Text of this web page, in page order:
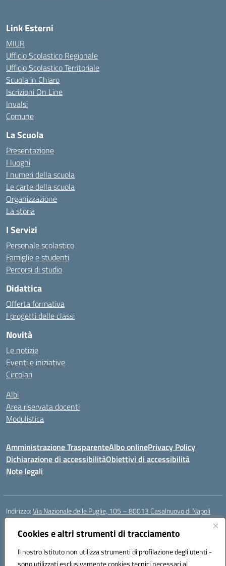
Cookies e altri strumenti di tracciamento
Il nostro Istituto non utilizza strumenti di profilazione degli utenti -
sono utilizzati esclusivamente cookies tecnici necessari al
Link Esterni
MIUR
Ufficio Scolastico Regionale
Ufficio Scolastico Territoriale
Scuola in Chiaro
Iscrizioni On Line
Invalsi
Comune
La Scuola
Presentazione
I luoghi
I numeri della scuola
Le carte della scuola
Organizzazione
La storia
I Servizi
Personale scolastico
Famiglie e studenti
Percorsi di studio
Didattica
Offerta formativa
I progetti delle classi
Novità
Le notizie
Eventi e iniziative
Circolari
Albi
Area riservata docenti
Modulistica
Amministrazione TrasparenteAlbo onlinePrivacy Policy
Dichiarazione di accessibilitàObiettivi di accessibilità
Note legali
Indirizzo:Via Nazionale delle Puglie, 105 – 80013 Casalnuovo di Napoli
Centralino:
Email:naee32300a@istruzione.it
Codice fiscale: 93007720639